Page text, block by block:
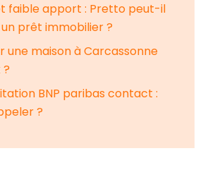
faible apport : Pretto peut-il
prêt immobilier ?
une maison à Carcassonne
BNP paribas contact :
?